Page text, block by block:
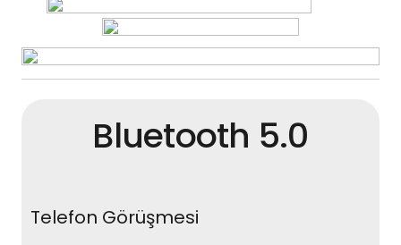
Bluetooth 5.0
Telefon Görüşmesi